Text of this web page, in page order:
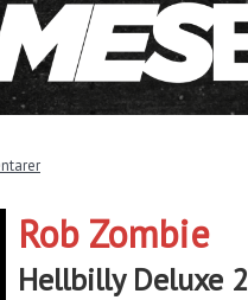
Rob Zombie
Hellbilly Deluxe 2